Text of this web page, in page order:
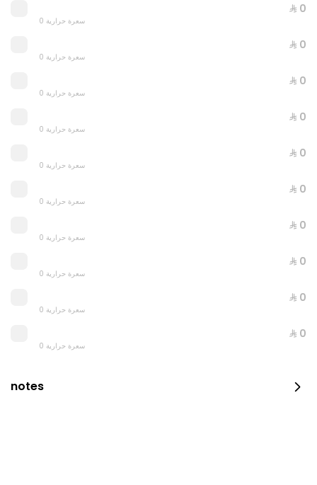
0 سعرة حرارية
⁨⁦‪‬ 0⁩
0 سعرة حرارية
⁨⁦‪‬ 0⁩
0 سعرة حرارية
⁨⁦‪‬ 0⁩
0 سعرة حرارية
⁨⁦‪‬ 0⁩
0 سعرة حرارية
⁨⁦‪‬ 0⁩
0 سعرة حرارية
⁨⁦‪‬ 0⁩
0 سعرة حرارية
⁨⁦‪‬ 0⁩
0 سعرة حرارية
⁨⁦‪‬ 0⁩
0 سعرة حرارية
⁨⁦‪‬ 0⁩
0 سعرة حرارية
⁨⁦‪‬ 0⁩
0 سعرة حرارية
notes